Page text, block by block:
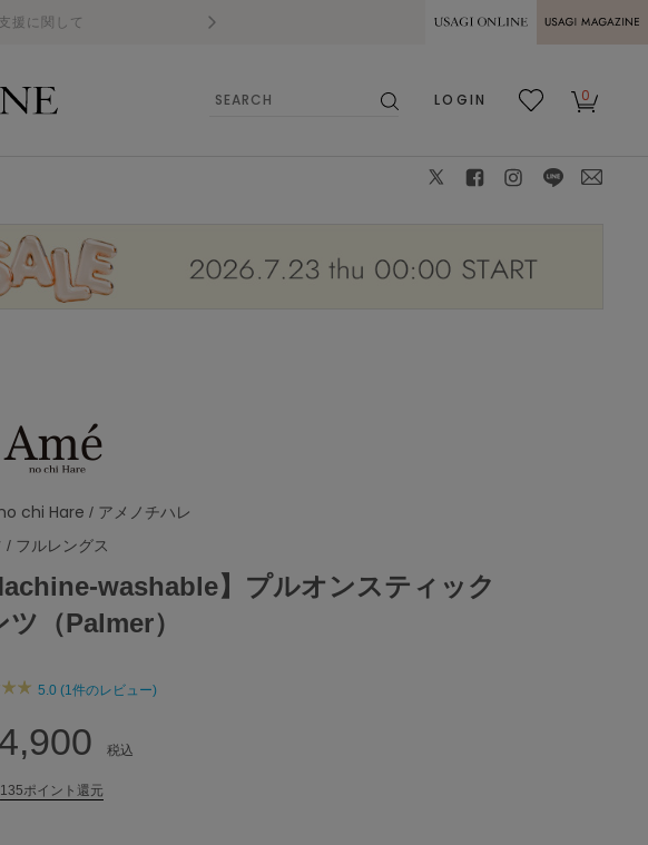
援に関して 熊本県熊本地方を震源とする地震の影響に
MAGAZINE
LOGIN
0
chi Hare / アメノチハレ
/ フルレングス
washable】プルオンスティック
ツ（Palmer）
5.0 (1件のレビュー)
税込
135ポイント還元